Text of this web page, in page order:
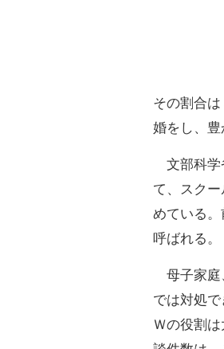
その割合
婚をし、豊
文部科学
て、スク
めている
呼ばれる。
母子家庭
では対処
Ｗの役割